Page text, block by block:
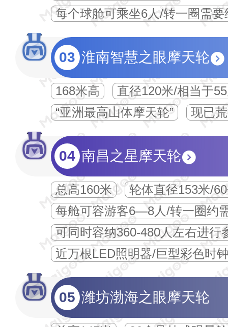
每个球舱可乘坐6人/转一圈需要
03 淮南智慧之眼摩天轮
168米高
直径120米/相当于
“亚洲最高山体摩天轮”
现已
04 南昌之星摩天轮
总高160米
轮体直径153米/
每舱可容游客6—8人/转一圈约
可同时容纳360-480人左右进行
近万根LED照明器/巨型彩色时
05 潍坊渤海之眼摩天轮